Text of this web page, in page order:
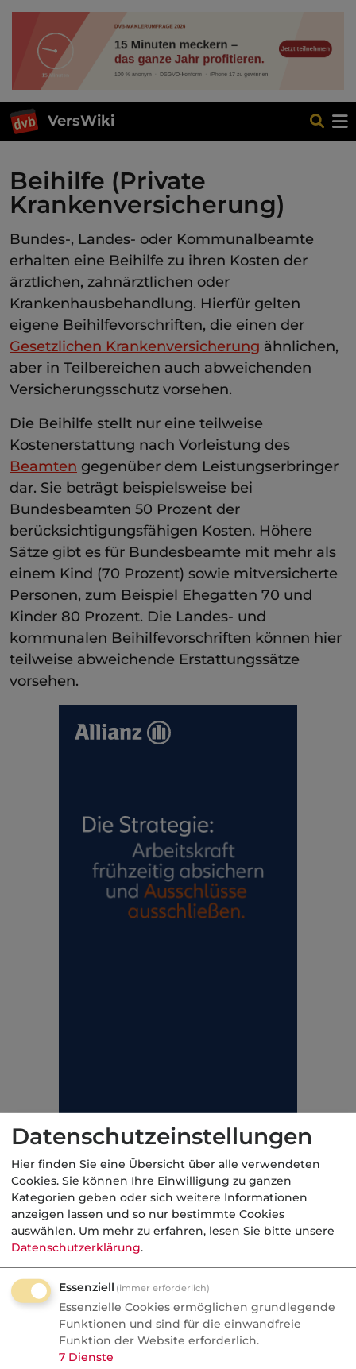
VersWiki
Beihilfe (Private
Krankenversicherung)
Bundes-, Landes- oder Kommunalbeamte
erhalten eine Beihilfe zu ihren Kosten der
ärztlichen, zahnärztlichen oder
Krankenhausbehandlung. Hierfür gelten
eigene Beihilfevorschriften, die einen der
Gesetzlichen Krankenversicherung ähnlichen,
aber in Teilbereichen auch abweichenden
Versicherungsschutz vorsehen.
Die Beihilfe stellt nur eine teilweise
Kostenerstattung nach Vorleistung des
Beamten gegenüber dem Leistungserbringer
dar. Sie beträgt beispielsweise bei
Bundesbeamten 50 Prozent der
berücksichtigungsfähigen Kosten. Höhere
Sätze gibt es für Bundesbeamte mit mehr als
einem Kind (70 Prozent) sowie mitversicherte
Personen, zum Beispiel Ehegatten 70 und
Kinder 80 Prozent. Die Landes- und
kommunalen Beihilfevorschriften können hier
teilweise abweichende Erstattungssätze
vorsehen.
Die verbleibenden Anteile an den Kosten kann
der Beamte privat krankenversichern über
spezielleQuotentarife
Kostenerstattungssatz der Beihilfe angepasst
sind. Darüber hinaus gibt es Ergänzungstarife,
die Lücken beim Versicherungsschutz der
Beihilfe auffangen.
Datenschutzeinstellungen
Hier finden Sie eine Übersicht über alle verwendeten
Cookies. Sie können Ihre Einwilligung zu ganzen
Kategorien geben oder sich weitere Informationen
anzeigen lassen und so nur bestimmte Cookies
auswählen. Um mehr zu erfahren, lesen Sie bitte unsere
Datenschutzerklärung.
Essenziell (immer erforderlich)
Essenzielle Cookies ermöglichen grundlegende
Funktionen und sind für die einwandfreie
Funktion der Website erforderlich.
7 Dienste